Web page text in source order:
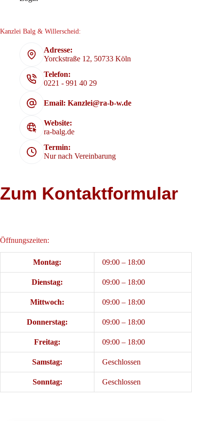
Kanzlei Balg & Willerscheid:
Adresse:
Yorckstraße 12, 50733 Köln
Telefon:
0221 - 991 40 29
Email: Kanzlei@ra-b-w.de
Website:
ra-balg.de
Termin:
Nur nach Vereinbarung
Zum Kontaktformular
Öffnungszeiten:
Montag: 09:00 – 18:00
Dienstag: 09:00 – 18:00
Mittwoch: 09:00 – 18:00
Donnerstag: 09:00 – 18:00
Freitag: 09:00 – 18:00
Samstag: Geschlossen
Sonntag: Geschlossen